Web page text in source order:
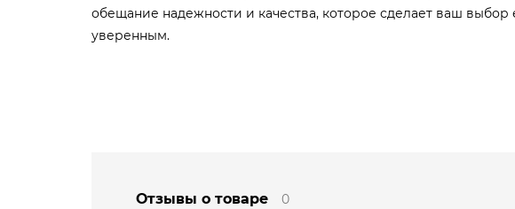
обещание надежности и качества, которое сделает ваш
уверенным.
Отзывы о товаре
0